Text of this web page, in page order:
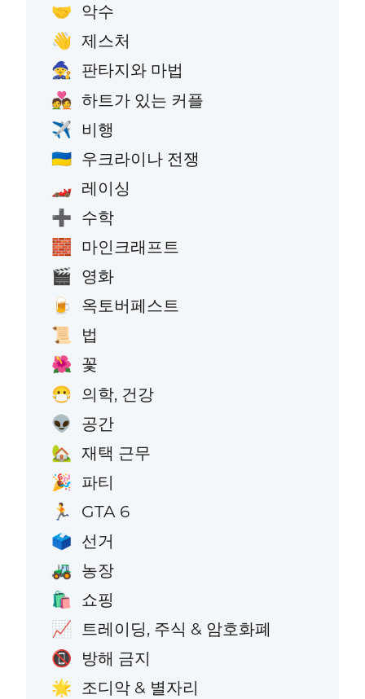
🤝 악수
👋 제스처
🧙 판타지와 마법
💑 하트가 있는 커플
✈️ 비행
🇺🇦 우크라이나 전쟁
🏎️ 레이싱
➕ 수학
🧱 마인크래프트
🎬 영화
🍺 옥토버페스트
📜 법
🌺 꽃
😷 의학, 건강
👽 공간
🏡 재택 근무
🎉 파티
🏃 GTA 6
🗳️ 선거
🚜 농장
🛍️ 쇼핑
📈 트레이딩, 주식 & 암호화폐
📵 방해 금지
🌟 조디악 & 별자리